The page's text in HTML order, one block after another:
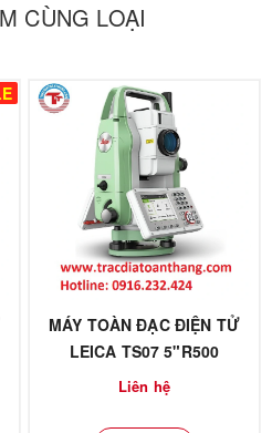
CÙNG LOẠI
MÁY TOÀN ĐẠC ĐIỆN TỬ
LEICA TS07 5"R500
Liên hệ